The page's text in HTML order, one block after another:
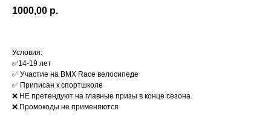
1000,00 р.
Условия:
✅14-19 лет
✅ Участие на BMX Race велосипеде
✅ Приписан к спортшколе
❌ НЕ претендуют на главные призы в конце сезона
❌ Промокоды не применяются